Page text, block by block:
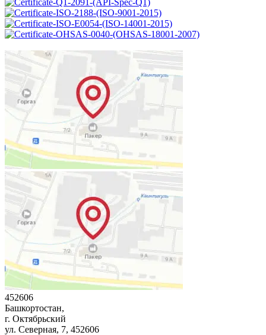
452606
Башкортостан,
г. Октябрьский
ул. Северная, 7, 452606